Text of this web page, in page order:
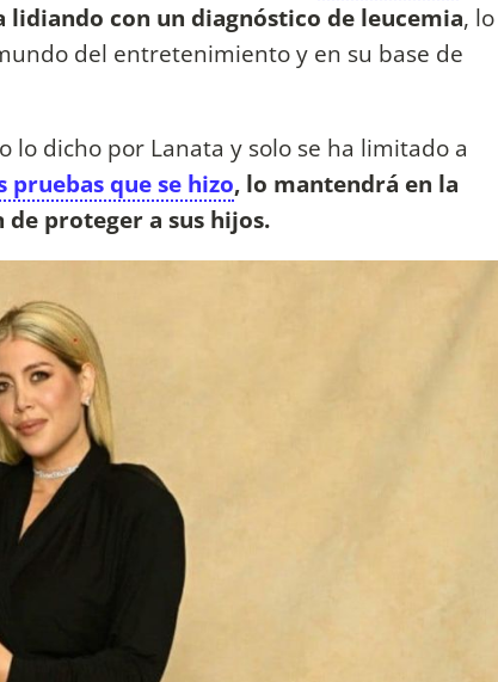
lidiando con un diagnóstico de leucemia, lo
del entretenimiento y en su base de
lo dicho por Lanata y solo se ha limitado a
pruebas que se hizo, lo mantendrá en la
proteger a sus hijos.